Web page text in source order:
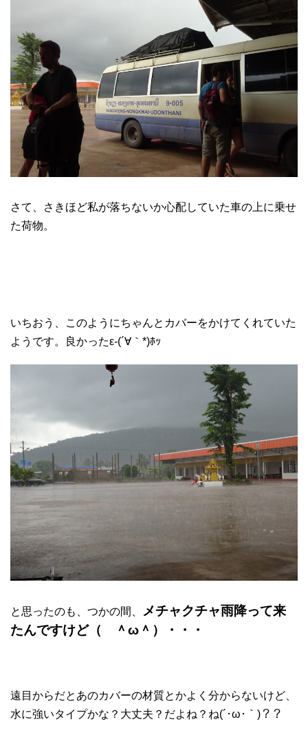
さて、さきほど私が落ちないか心配していた車の上に乗せ
た荷物。
いちおう、このようにちゃんとカバーをかけてくれていた
ようです。良かったε-(´∀｀*)ﾎｯ
と思ったのも、つかの間、
メチャクチャ雨降って来
たんですけど（ ＾ω＾）・・・
遠目からだとあのカバーの材質とかよく分からないけど、
水に強いタイプかな？大丈夫？だよね？ね(´･ω･｀)？？